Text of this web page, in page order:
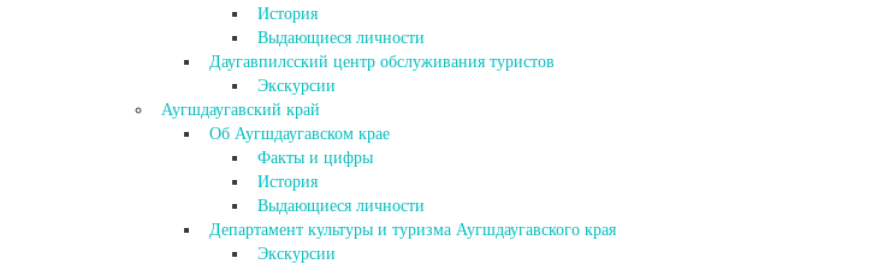
История
Выдающиеся личности
Даугавпилсский центр обслуживания туристов
Экскурсии
Аугшдаугавский край
Об Аугшдаугавском крае
Факты и цифры
История
Выдающиеся личности
Департамент культуры и туризма Аугшдаугавского края
Экскурсии